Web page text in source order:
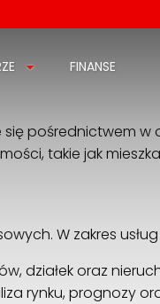
FINANSE
się pośrednictwem w
takie jak
W zakres
działek oraz
rynku, prognozy